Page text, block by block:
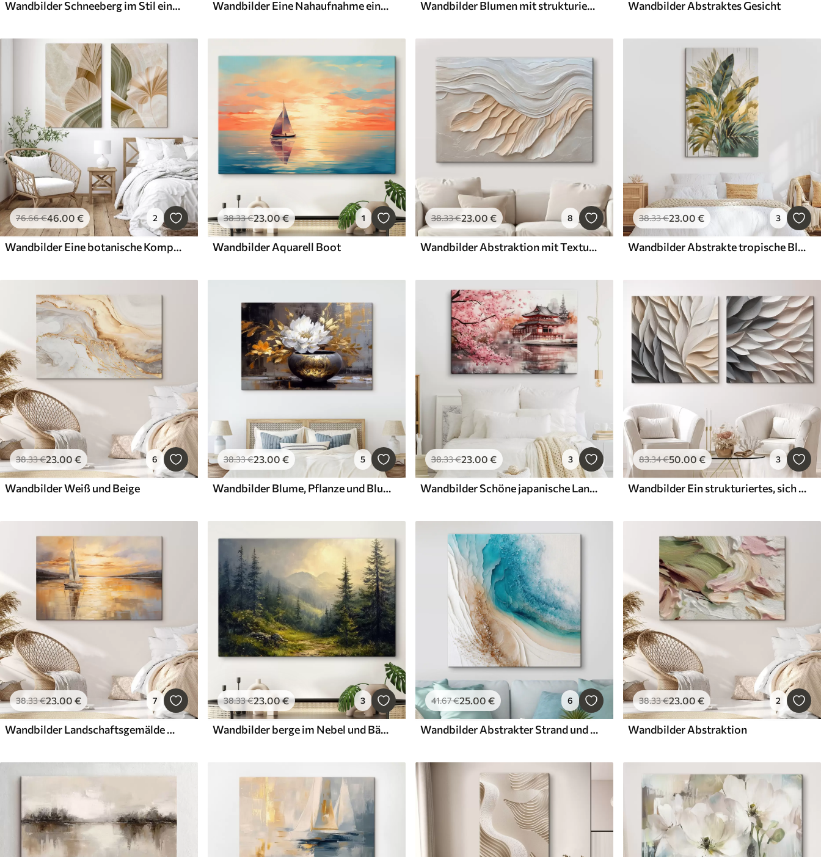
Wandbilder Schneeberg im Stil eines Ölgemäldes Wandbilder Eine Nahaufnahme einer weißen Pfingstrose mit Wassertropfen auf den Blütenblättern vor einem unscharfen Hintergrund Wandbilder Blumen mit strukturierten Blütenblättern auf einem weichen, gedämpften Hintergrund mit abstrakten Farbspritzern und vertikalen Linien Wandbilder Abstraktes Gesicht
76.66€46.00 € 2
Wandbilder Eine botanische Komposition mit zarten Blättern
38.33€23.00€ 1
Wandbilder Aquarell Boot
38.33€23.00 € 8
Wandbilder Abstraktion mit Texturimitation
38.33€23.00 € 3
Wandbilder Abstrakte tropische Blätter
38.33€23.00 € 6
Wandbilder Weiß und Beige
38.33€23.00 € 5
Wandbilder Blume, Pflanze und Blumentopf
38.33€23.00 € 3
Wandbilder Schöne japanische Landschaft mit blühendem Kirschbaum und Haus am See
83.34€50.00 € 3
Wandbilder Ein strukturiertes, sich überlappendes abstraktes Blattmuster in neutralen Beige-, Creme- und Grautönen
38.33€23.00 € 7
Wandbilder Landschaftsgemälde mit einem Segelboot auf ruhiger See, orange-gelbem Himmel und fernen Bergen
38.33€23.00€ 3
Wandbilder berge im Nebel und Bäume
41.67€25.00 € 6
Wandbilder Abstrakter Strand und Meer
38.33€23.00 € 2
Wandbilder Abstraktion